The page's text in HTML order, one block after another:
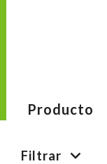
Producto
Filtrar